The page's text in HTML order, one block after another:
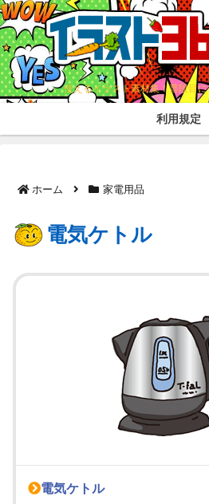
使えるイラスト素材集！普段目
利用規定
ホーム 家電用品
電気ケトル
電気ケトル